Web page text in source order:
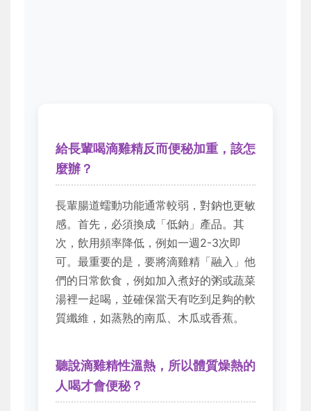
給長輩喝滴雞精反而便秘加重，該怎
麼辦？
長輩腸道蠕動功能通常較弱，對鈉也更敏
感。首先，必須換成「低鈉」產品。其
次，飲用頻率降低，例如一週2-3次即
可。最重要的是，要將滴雞精「融入」他
們的日常飲食，例如加入煮好的粥或蔬菜
湯裡一起喝，並確保當天有吃到足夠的軟
質纖維，如蒸熟的南瓜、木瓜或香蕉。
聽說滴雞精性溫熱，所以體質燥熱的
人喝才會便秘？